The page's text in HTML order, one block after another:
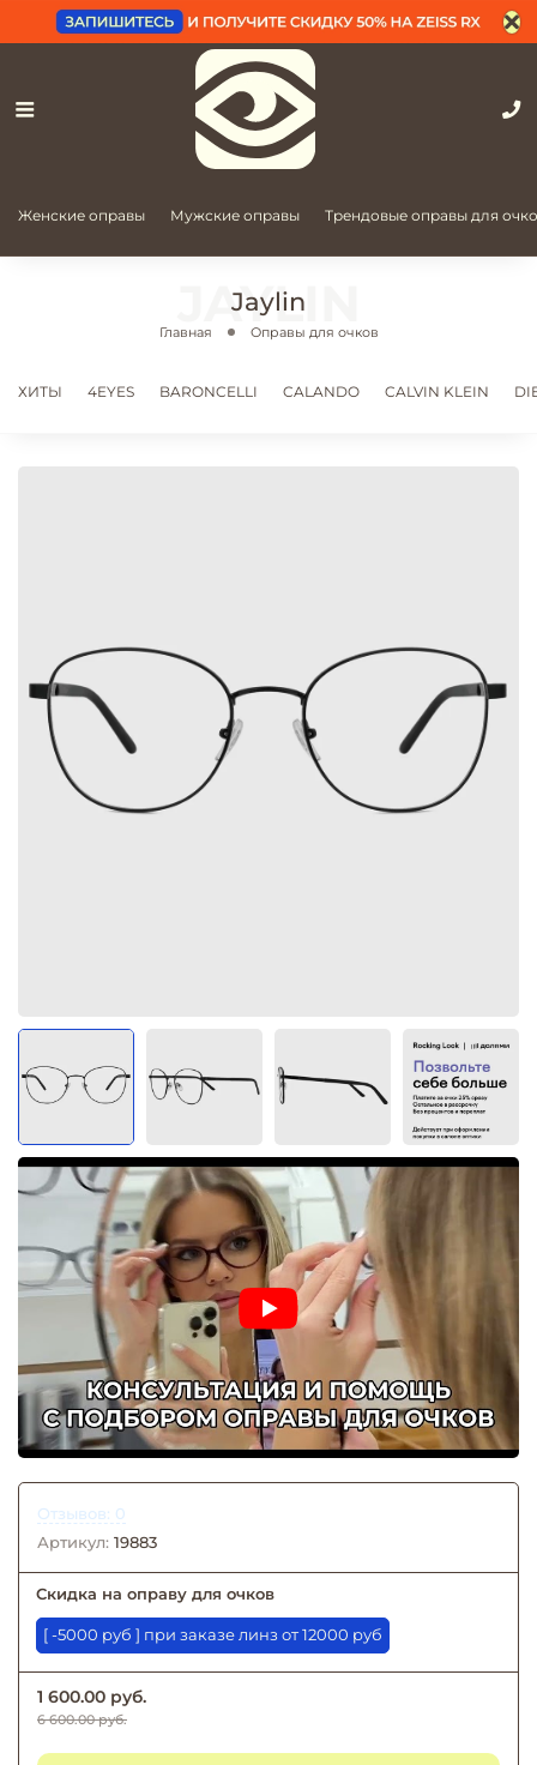
Женские оправы Мужские оправы Трендовые оправы для
Jaylin
Главная Оправы для очков
ХИТЫ 4EYES BARONCELLI CALANDO CALVIN KLEIN
Отзывов: 0
Артикул: 19883
Скидка на оправу для очков
[ -5000 руб ] при заказе линз от 12000 руб
1 600.00 руб.
6 600.00 руб.